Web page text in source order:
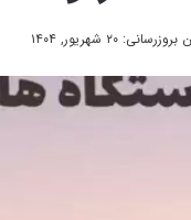
۲۰ شهریور, ۱۴۰۴